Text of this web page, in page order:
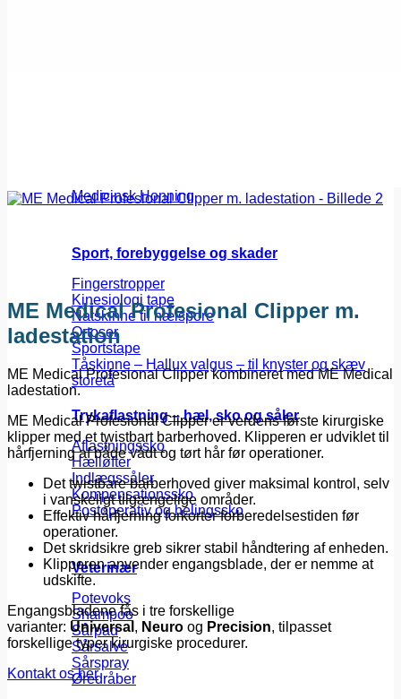
Medicinsk Honning
Sport, forebyggelse og skader
Fingerstropper
Kinesiologi tape
Natskinne til hælspore
Ortoser
Sportstape
Tåskinne – Hallux valgus – til knyster og skæv
storetå
Trykaflastning – hæl, sko og såler
Aflastningssko
Hælløfter
Indlægssåler
Kompensationssko
Postoperativ og helingssko
Veterinær
Potevoks
Shampoo
Sårpad
Sårsalve
Sårspray
Øredråber
ME Medical Profesional Clipper m.
ladestation
ME Medical Profesional Clipper kombineret med ME Medical
ladestation.
ME Medical Profesional Clipper er verdens første kirurgiske
klipper med et twistbart barberhoved. Klipperen er udviklet til
hårfjerning af både vådt og tørt hår før operationer.
Det twistbare barberhoved giver maksimal kontrol, selv
i vanskeligt tilgængelige områder.
Effektiv hårfjerning forkorter forberedelsestiden før
operationer.
Det skridsikre greb sikrer stabil håndtering af enheden.
Klipperen anvender engangsblade, der er nemme at
udskifte.
Engangsbladene fås i tre forskellige
varianter: Universal , Neuro og Precision, tilpasset
forskellige typer kirurgiske procedurer.
Kontakt os her